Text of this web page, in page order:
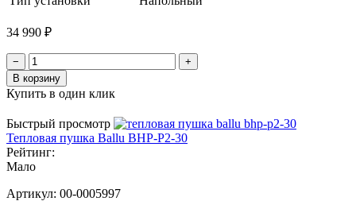
34 990 ₽
−
+
В корзину
Купить в один клик
Быстрый просмотр
Тепловая пушка Ballu BHP-P2-30
Рейтинг:
Мало
Артикул: 00-0005997